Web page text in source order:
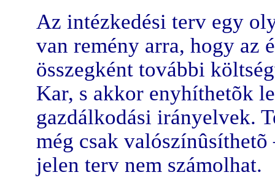
Az intézkedési terv egy
van remény arra, hogy az
összegként további
Kar, s akkor enyhíthetõk
gazdálkodási irányelvek.
még csak
jelen terv nem számolhat.